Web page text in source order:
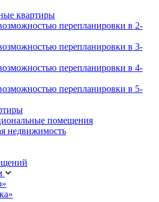
квартиры
перепланировки в 2-
перепланировки в 3-
перепланировки в 4-
перепланировки в 5-
помещения
недвижимость